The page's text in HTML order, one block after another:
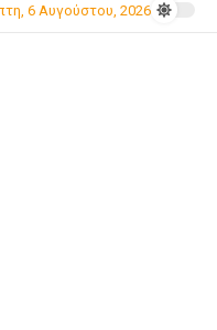
6 Αυγούστου, 2026